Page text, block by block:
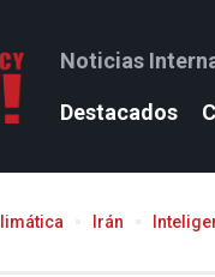
Noticias
Destacados
Irán